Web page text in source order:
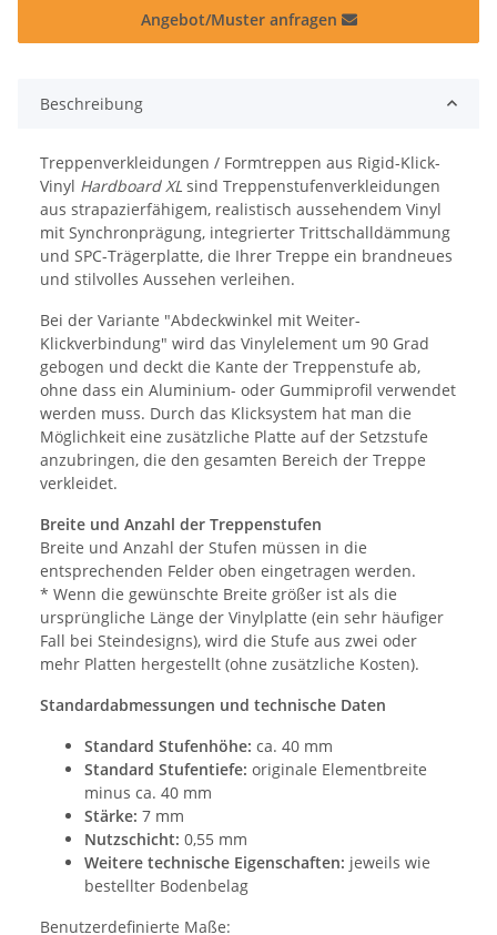
Angebot/Muster anfragen
Beschreibung
Treppenverkleidungen / Formtreppen aus Rigid-Klick-
Vinyl Hardboard XL sind Treppenstufenverkleidungen
aus strapazierfähigem, realistisch aussehendem Vinyl
mit Synchronprägung, integrierter Trittschalldämmung
und SPC-Trägerplatte, die Ihrer Treppe ein brandneues
und stilvolles Aussehen verleihen.
Bei der Variante "Abdeckwinkel mit Weiter-
Klickverbindung" wird das Vinylelement um 90 Grad
gebogen und deckt die Kante der Treppenstufe ab,
ohne dass ein Aluminium- oder Gummiprofil verwendet
werden muss. Durch das Klicksystem hat man die
Möglichkeit eine zusätzliche Platte auf der Setzstufe
anzubringen, die den gesamten Bereich der Treppe
verkleidet.
Breite und Anzahl der Treppenstufen
Breite und Anzahl der Stufen müssen in die
entsprechenden Felder oben eingetragen werden.
* Wenn die gewünschte Breite größer ist als die
ursprüngliche Länge der Vinylplatte (ein sehr häufiger
Fall bei Steindesigns), wird die Stufe aus zwei oder
mehr Platten hergestellt (ohne zusätzliche Kosten).
Standardabmessungen und technische Daten
Standard Stufenhöhe: ca. 40 mm
Standard Stufentiefe: originale Elementbreite
minus ca. 40 mm
Stärke: 7 mm
Nutzschicht: 0,55 mm
Weitere technische Eigenschaften: jeweils wie
bestellter Bodenbelag
Benutzerdefinierte Maße: